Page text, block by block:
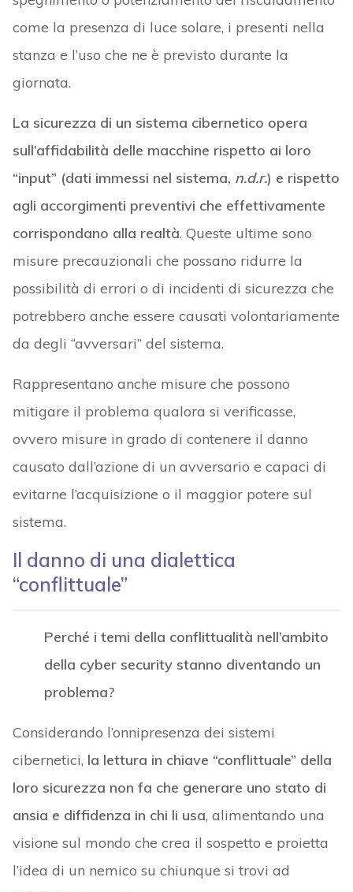
come la presenza di luce solare, i presenti nella
stanza e l’uso che ne è previsto durante la
giornata.
La sicurezza di un sistema cibernetico opera
sull’affidabilità delle macchine rispetto ai loro
“input” (dati immessi nel sistema, n.d.r.) e rispetto
agli accorgimenti preventivi che effettivamente
corrispondano alla realtà. Queste ultime sono
misure precauzionali che possano ridurre la
possibilità di errori o di incidenti di sicurezza che
potrebbero anche essere causati volontariamente
da degli “avversari” del sistema.
Rappresentano anche misure che possono
mitigare il problema qualora si verificasse,
ovvero misure in grado di contenere il danno
causato dall’azione di un avversario e capaci di
evitarne l’acquisizione o il maggior potere sul
sistema.
Il danno di una dialettica
“conflittuale”
Perché i temi della conflittualità nell’ambito
della cyber security stanno diventando un
problema?
Considerando l’onnipresenza dei sistemi
cibernetici, la lettura in chiave “conflittuale” della
loro sicurezza non fa che generare uno stato di
ansia e diffidenza in chi li usa, alimentando una
visione sul mondo che crea il sospetto e proietta
l’idea di un nemico su chiunque si trovi ad